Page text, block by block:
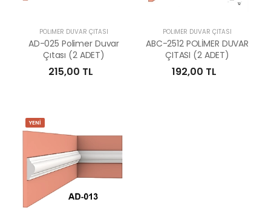
POLİMER DUVAR ÇITASI
AD-025 Polimer Duvar
Çıtası (2 ADET)
215,00 TL
POLİMER DUVAR ÇITASI
ABC-2512 POLİMER DUVAR
ÇITASI (2 ADET)
192,00 TL
YENİ